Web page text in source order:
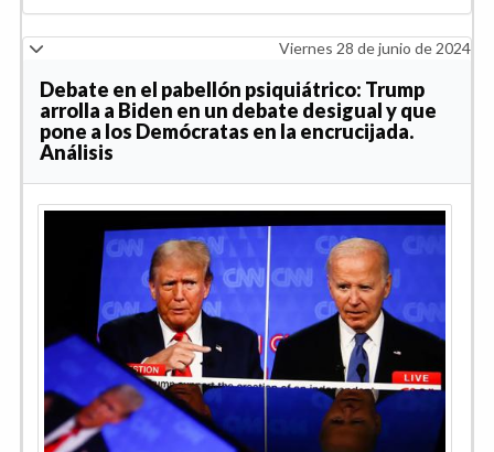
Viernes 28 de junio de 2024
Debate en el pabellón psiquiátrico: Trump
arrolla a Biden en un debate desigual y que
pone a los Demócratas en la encrucijada.
Análisis